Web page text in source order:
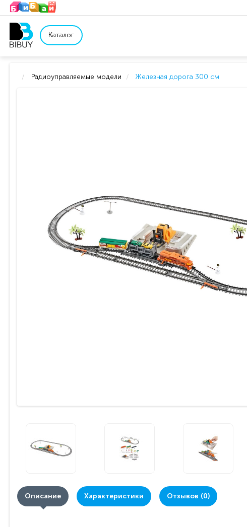
Каталог
Радиоуправляемые модели Железная дорога 300 см
Описание Характеристики Отзывов (0)